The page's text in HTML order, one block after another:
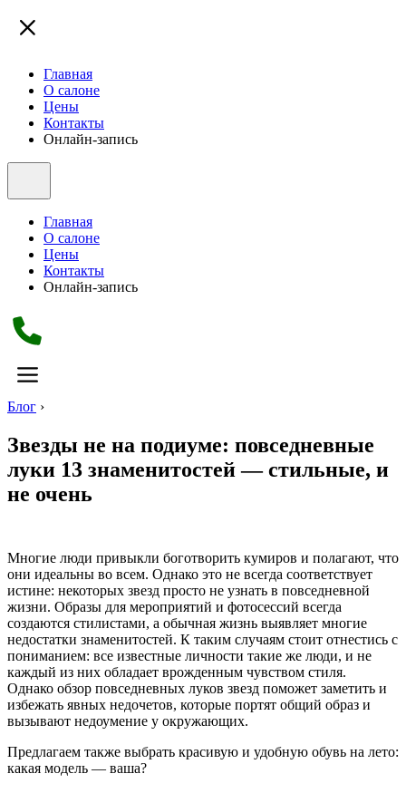
Главная
О салоне
Цены
Контакты
Онлайн-запись
Главная
О салоне
Цены
Контакты
Онлайн-запись
Блог ›
Звезды не на подиуме: повседневные
луки 13 знаменитостей — стильные, и
не очень
Многие люди привыкли боготворить кумиров и полагают, что
они идеальны во всем. Однако это не всегда соответствует
истине: некоторых звезд просто не узнать в повседневной
жизни. Образы для мероприятий и фотосессий всегда
создаются стилистами, а обычная жизнь выявляет многие
недостатки знаменитостей. К таким случаям стоит отнестись с
пониманием: все известные личности такие же люди, и не
каждый из них обладает врожденным чувством стиля.
Однако обзор повседневных луков звезд поможет заметить и
избежать явных недочетов, которые портят общий образ и
вызывают недоумение у окружающих.
Предлагаем также выбрать красивую и удобную обувь на лето:
какая модель — ваша?